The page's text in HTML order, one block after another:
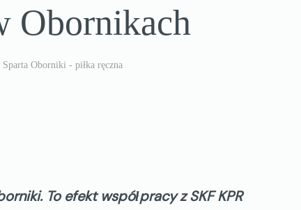
Obornikach
Sparta Oborniki - piłka ręczna
To efekt współpracy z SKF KPR